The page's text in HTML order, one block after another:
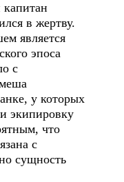
в жертву.
является
эпоса
с
у которых
экипировку
что
с
сущность